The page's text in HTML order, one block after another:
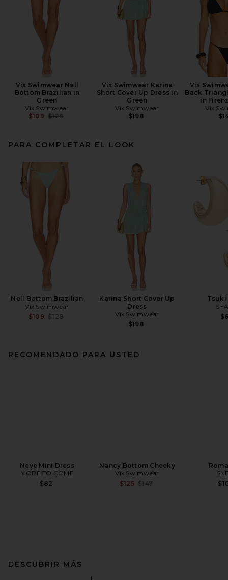
Vix Swimwear Nell
Bottom Brazilian in
Green
Vix Swimwear
$109 Previous price:
$128
Vix Swimwear Karina
Short Cover Up Dress in
Green
Vix Swimwear
$198
Vix
Back
in
Vix
PARA COMPLETAR EL LOOK
Nell Bottom Brazilian
Vix Swimwear
$109 Previous price:
$128
Karina Short Cover Up
Dress
Vix Swimwear
$198
Tsuki
RECOMENDADO PARA USTED
Neve Mini Dress
MORE TO COME
$82
Nancy Bottom Cheeky
Vix Swimwear
$125 Previous price:
$147
DESCUBRIR MÁS